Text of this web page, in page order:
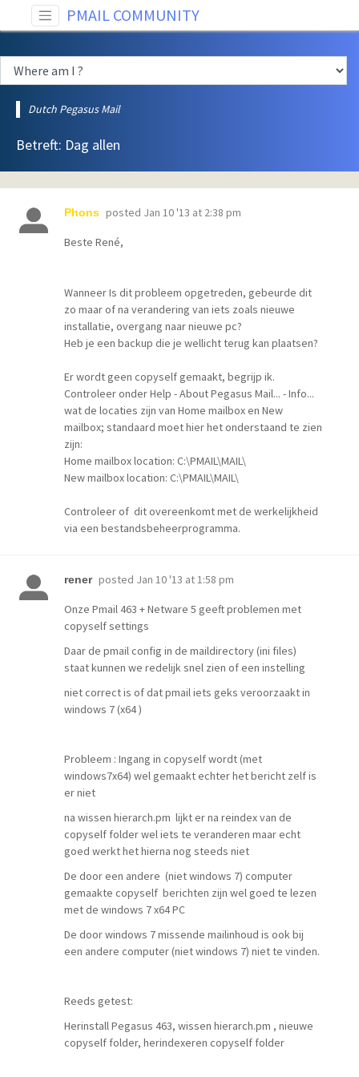
PMAIL COMMUNITY
Dutch Pegasus Mail
Betreft: Dag allen
Phons posted Jan 10 '13 at 2:38 pm
Beste René,
Wanneer Is dit probleem opgetreden, gebeurde dit
zo maar of na verandering van iets zoals nieuwe
installatie, overgang naar nieuwe pc?
Heb je een backup die je wellicht terug kan plaatsen?
Er wordt geen copyself gemaakt, begrijp ik.
Controleer onder Help - About Pegasus Mail... - Info...
wat de locaties zijn van Home mailbox en New
mailbox; standaard moet hier het onderstaand te zien
zijn:
Home mailbox location: C:\PMAIL\MAIL\
New mailbox location: C:\PMAIL\MAIL\
Controleer of dit overeenkomt met de werkelijkheid
via een bestandsbeheerprogramma.
rener posted Jan 10 '13 at 1:58 pm
Onze Pmail 463 + Netware 5 geeft problemen met
copyself settings
Daar de pmail config in de maildirectory (ini files)
staat kunnen we redelijk snel zien of een instelling
niet correct is of dat pmail iets geks veroorzaakt in
windows 7 (x64 )
Probleem : Ingang in copyself wordt (met
windows7x64) wel gemaakt echter het bericht zelf is
er niet
na wissen hierarch.pm lijkt er na reindex van de
copyself folder wel iets te veranderen maar echt
goed werkt het hierna nog steeds niet
De door een andere (niet windows 7) computer
gemaakte copyself berichten zijn wel goed te lezen
met de windows 7 x64 PC
De door windows 7 missende mailinhoud is ook bij
een andere computer (niet windows 7) niet te vinden.
Reeds getest:
Herinstall Pegasus 463, wissen hierarch.pm , nieuwe
copyself folder, herindexeren copyself folder